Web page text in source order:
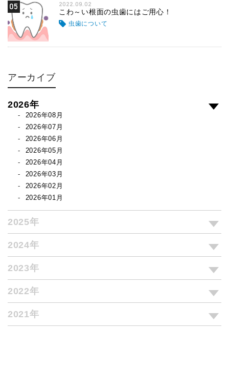
05 2022.09.02
こわ～い根面の虫歯にはご用心！
虫歯について
アーカイブ
2026年
2026年08月
2026年07月
2026年06月
2026年05月
2026年04月
2026年03月
2026年02月
2026年01月
2025年
2024年
2023年
2022年
2021年